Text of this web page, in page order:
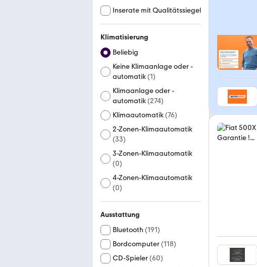
Inserate mit Qualitätssiegel
Klimatisierung
Beliebig
Keine Klimaanlage oder -
automatik(1)
Klimaanlage oder -
automatik(274)
Klimaautomatik(76)
2-Zonen-Klimaautomatik
(33)
3-Zonen-Klimaautomatik
(0)
4-Zonen-Klimaautomatik
(0)
Ausstattung
Bluetooth (191)
Bordcomputer(118)
CD-Spieler(60)